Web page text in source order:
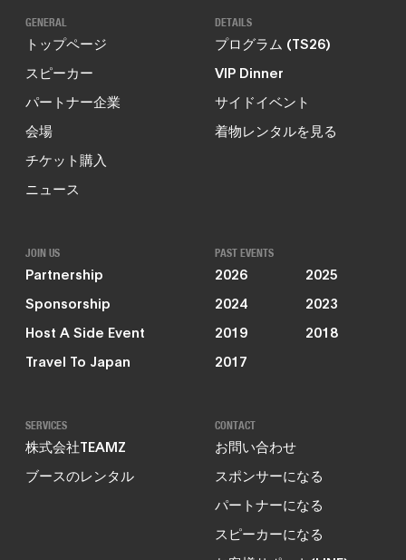
GENERAL
トップページ
スピーカー
パートナー企業
会場
チケット購入
ニュース
DETAILS
プログラム (TS26)
VIP Dinner
サイドイベント
着物レンタルを見る
JOIN US
Partnership
Sponsorship
Host A Side Event
Travel To Japan
PAST EVENTS
2026
2025
2024
2023
2019
2018
2017
SERVICES
株式会社TEAMZ
ブースのレンタル
CONTACT
お問い合わせ
スポンサーになる
パートナーになる
スピーカーになる